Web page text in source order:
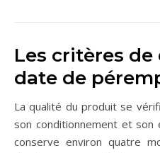
Les critères
date de
La qualité du produit se
son conditionnement et son
conserve environ quatre